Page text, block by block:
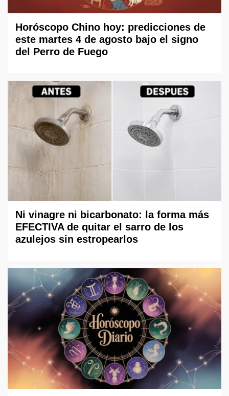
Horóscopo Chino hoy: predicciones de
este martes 4 de agosto bajo el signo
del Perro de Fuego
Ni vinagre ni bicarbonato: la forma más
EFECTIVA de quitar el sarro de los
azulejos sin estropearlos